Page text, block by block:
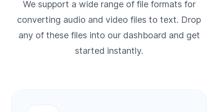
We support a wide range of file formats for
converting audio and video files to text. Drop
any of these files into our dashboard and get
started instantly.